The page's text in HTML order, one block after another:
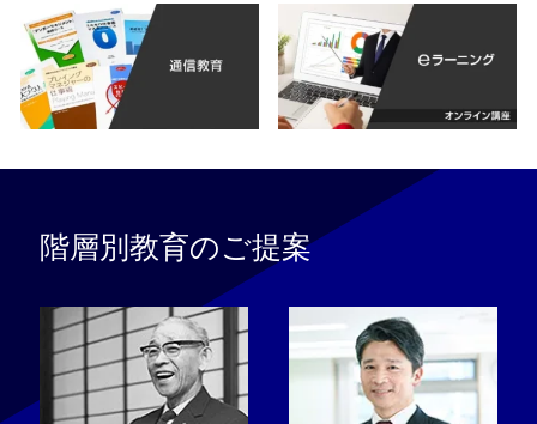
階層別教育のご提案